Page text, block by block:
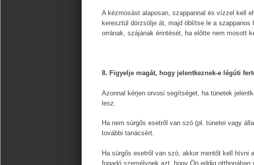
A kézmosást alaposan, szappannal és vízzel kell
keresztül dörzsölje át, majd öblítse le a
orrának, szájának érintését, ha előtte nem mosott
8. Figyelje magát, hogy jelentkeznek-e légúti
Azonnal kérjen orvosi segítséget, ha tünetek
lesz.
Ha nem sürgős esetről van szó (pl. tünetei vagy
további tanácsért.
Ha sürgős esetről van szó, akkor mentőt kell hívni
fogadó személynek azt, hogy Ön eddig